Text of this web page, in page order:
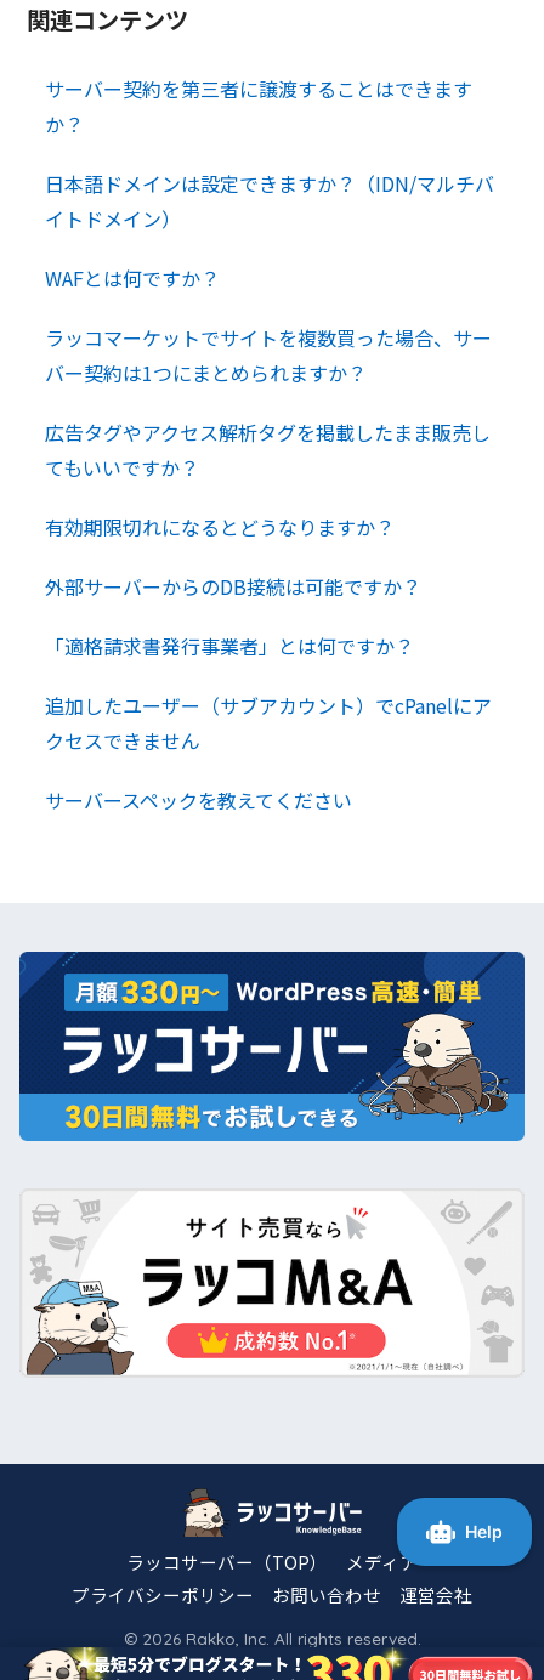
関連コンテンツ
サーバー契約を第三者に譲渡することはできます
か？
日本語ドメインは設定できますか？（IDN/マルチバ
イトドメイン）
WAFとは何ですか？
ラッコマーケットでサイトを複数買った場合、サー
バー契約は1つにまとめられますか？
広告タグやアクセス解析タグを掲載したまま販売し
てもいいですか？
有効期限切れになるとどうなりますか？
外部サーバーからのDB接続は可能ですか？
「適格請求書発行事業者」とは何ですか？
追加したユーザー（サブアカウント）でcPanelにア
クセスできません
サーバースペックを教えてください
ラッコサーバー（TOP）
メディア
プライバシーポリシー
お問い合わせ 運営会社
© 2026 Rakko, Inc. All rights reserved.